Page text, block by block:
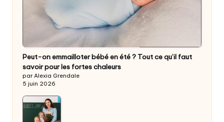
Peut-on emmailloter bébé en été ? Tout ce qu’il faut
savoir pour les fortes chaleurs
par Alexia Grendale
5 juin 2026